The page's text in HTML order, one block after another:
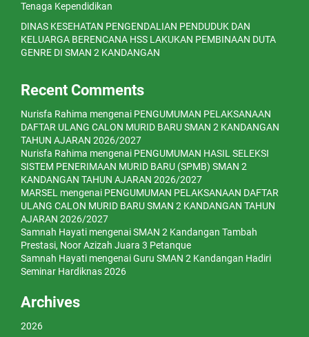
Tenaga Kependidikan
DINAS KESEHATAN PENGENDALIAN PENDUDUK DAN
KELUARGA BERENCANA HSS LAKUKAN PEMBINAAN DUTA
GENRE DI SMAN 2 KANDANGAN
Recent Comments
Nurisfa Rahima mengenai PENGUMUMAN PELAKSANAAN
DAFTAR ULANG CALON MURID BARU SMAN 2 KANDANGAN
TAHUN AJARAN 2026/2027
Nurisfa Rahima mengenai PENGUMUMAN HASIL SELEKSI
SISTEM PENERIMAAN MURID BARU (SPMB) SMAN 2
KANDANGAN TAHUN AJARAN 2026/2027
MARSEL mengenai PENGUMUMAN PELAKSANAAN DAFTAR
ULANG CALON MURID BARU SMAN 2 KANDANGAN TAHUN
AJARAN 2026/2027
Samnah Hayati mengenaiSMAN 2 Kandangan Tambah
Prestasi, Noor Azizah Juara 3 Petanque
Samnah Hayati mengenaiGuru SMAN 2 Kandangan Hadiri
Seminar Hardiknas 2026
Archives
2026